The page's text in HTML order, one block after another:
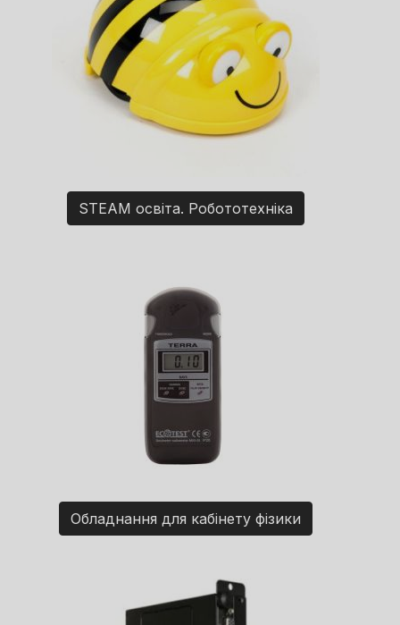
STEAM освіта. Робототехніка
Обладнання для кабінету фізики